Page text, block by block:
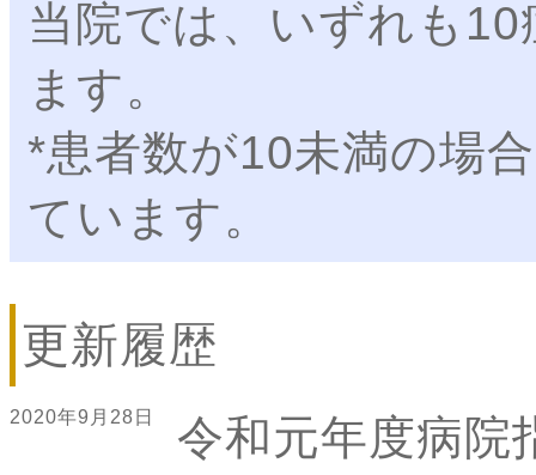
当院では、いずれも
ます。
*患者数が10未満の場
ています。
更新履歴
2020年9月28日 令和元年度病院